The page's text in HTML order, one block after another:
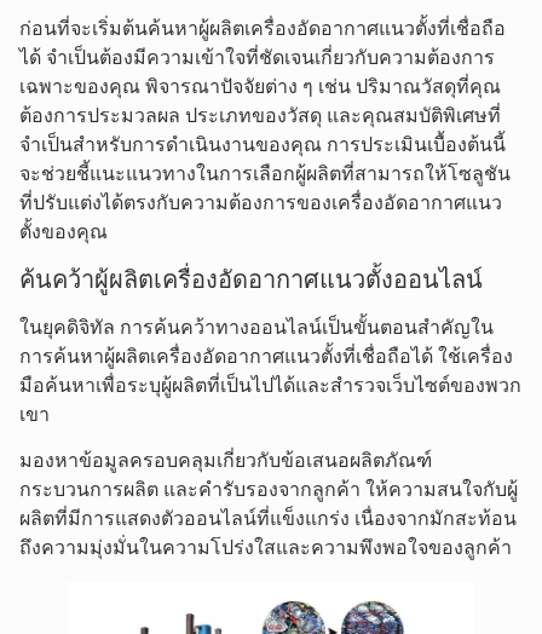
ก่อนที่จะเริ่มต้นค้นหาผู้ผลิตเครื่องอัดอากาศแนวตั้งที่เชื่อถือ
ได้ จำเป็นต้องมีความเข้าใจที่ชัดเจนเกี่ยวกับความต้องการ
เฉพาะของคุณ พิจารณาปัจจัยต่าง ๆ เช่น ปริมาณวัสดุที่คุณ
ต้องการประมวลผล ประเภทของวัสดุ และคุณสมบัติพิเศษที่
จำเป็นสำหรับการดำเนินงานของคุณ การประเมินเบื้องต้นนี้
จะช่วยชี้แนะแนวทางในการเลือกผู้ผลิตที่สามารถให้โซลูชัน
ที่ปรับแต่งได้ตรงกับความต้องการของเครื่องอัดอากาศแนว
ตั้งของคุณ
ค้นคว้าผู้ผลิตเครื่องอัดอากาศแนวตั้งออนไลน์
ในยุคดิจิทัล การค้นคว้าทางออนไลน์เป็นขั้นตอนสำคัญใน
การค้นหาผู้ผลิตเครื่องอัดอากาศแนวตั้งที่เชื่อถือได้ ใช้เครื่อง
มือค้นหาเพื่อระบุผู้ผลิตที่เป็นไปได้และสำรวจเว็บไซต์ของพวก
เขา
มองหาข้อมูลครอบคลุมเกี่ยวกับข้อเสนอผลิตภัณฑ์
กระบวนการผลิต และคำรับรองจากลูกค้า ให้ความสนใจกับผู้
ผลิตที่มีการแสดงตัวออนไลน์ที่แข็งแกร่ง เนื่องจากมักสะท้อน
ถึงความมุ่งมั่นในความโปร่งใสและความพึงพอใจของลูกค้า